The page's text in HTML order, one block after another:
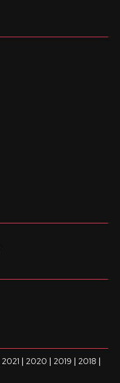
2021 | 2020 | 2019 | 2018 |